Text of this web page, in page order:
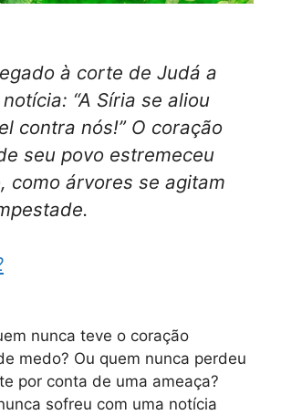
à corte de Judá a
“A Síria se aliou
contra nós!” O coração
seu povo estremeceu
como árvores se agitam
nunca teve o coração
medo? Ou quem nunca perdeu
por conta de uma ameaça?
sofreu com uma notícia